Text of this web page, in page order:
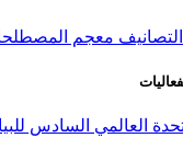
التصانيف معجم
العالمي السادس للبيانات